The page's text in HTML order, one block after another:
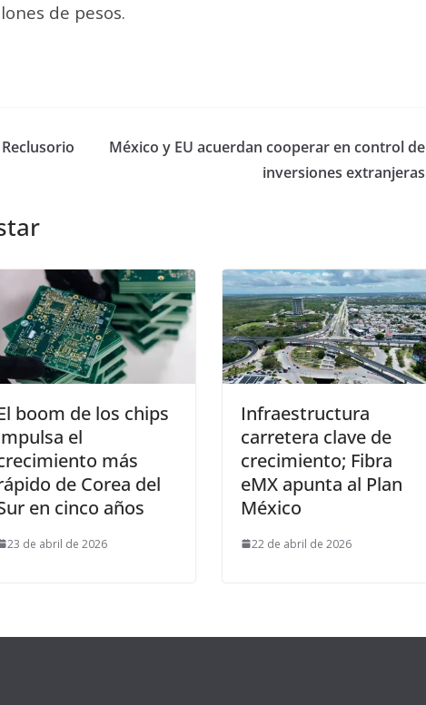
de pesos.
México y EU acuerdan cooperar en control de
inversiones extranjeras
boom de los chips
el
más
de Corea del
en cinco años
23 de abril de 2026
Infraestructura
carretera clave de
crecimiento; Fibra
eMX apunta al Plan
México
22 de abril de 2026